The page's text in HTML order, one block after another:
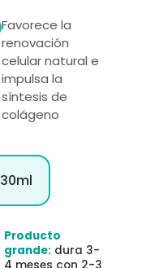
Favorece la
renovación
celular natural e
impulsa la
síntesis de
colágeno
30ml
Producto
grande:dura 3-